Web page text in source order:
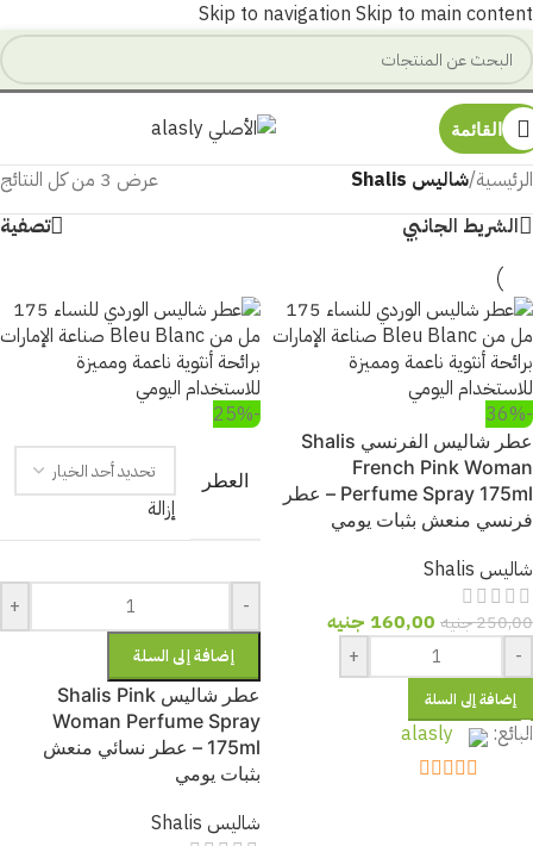
Skip to navigation Skip to main content
القائمة
الرئيسية/شاليس Shalis
عرض ⁦3⁩ من كل النتائج
الشريط الجانبي
تصفية
-36%
عطر شاليس الفرنسي Shalis
French Pink Woman
Perfume Spray 175ml – عطر
فرنسي منعش بثبات يومي
شاليس Shalis
250,00جنيه 160,00 جنيه
-
+
إضافة إلى السلة
البائع: alasly
-25%
العطر
إزالة
-
+
إضافة إلى السلة
عطر شاليس Shalis Pink
Woman Perfume Spray
175ml – عطر نسائي منعش
بثبات يومي
شاليس Shalis